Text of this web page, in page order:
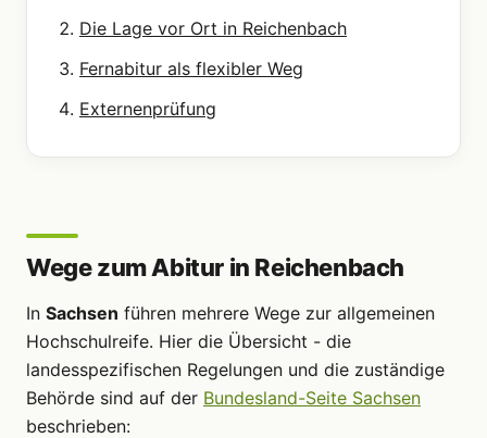
Die Lage vor Ort in Reichenbach
Fernabitur als flexibler Weg
Externenprüfung
Wege zum Abitur in Reichenbach
In Sachsen führen mehrere Wege zur allgemeinen
Hochschulreife. Hier die Übersicht - die
landesspezifischen Regelungen und die zuständige
Behörde sind auf der Bundesland-Seite Sachsen
beschrieben: